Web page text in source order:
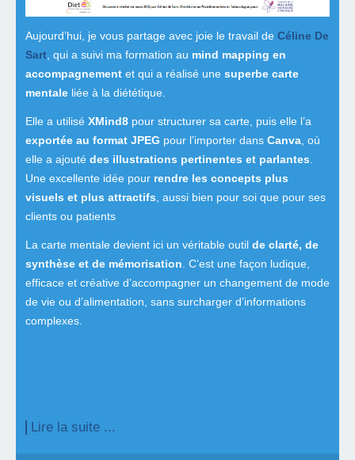
Aujourd’hui, je vous partage avec joie le travail de Céline De
Sart, qui a suivi ma formation au mind mapping en
accompagnement et qui a réalisé une superbe carte
mentale liée à la diététique.
Elle a utilisé XMind8 pour structurer sa carte, puis elle l’a
exportée au format JPEG pour l’importer dans Canva, où
elle a ajouté des illustrations pertinentes et parlantes.
Une excellente idée pour rendre les concepts plus
visuels et plus attractifs, aussi bien pour soi que pour ses
clients ou patients
La carte mentale devient ici un véritable outil de clarté, de
synthèse et de mémorisation. C’est une façon ludique,
efficace et créative d’accompagner un changement de mode
de vie ou d’alimentation, sans surcharger d’informations
complexes.
Lire la suite ...